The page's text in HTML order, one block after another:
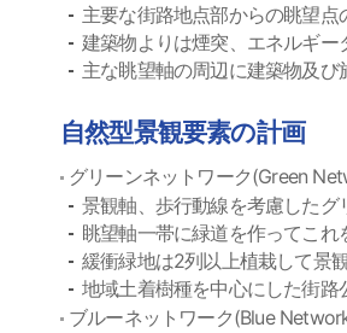
主要な街路地点部からの眺望
建築物よりは煙突、エネルギ
主な眺望軸の周辺に建築物及
自然型景観要素の計画
グリーンネットワーク(Green
景観軸、歩行動線を考慮した
眺望軸一帯に緑道を作ってこ
緩衝緑地は2列以上植栽して景
地域土着樹種を中心にした街
ブルーネットワーク(Blue